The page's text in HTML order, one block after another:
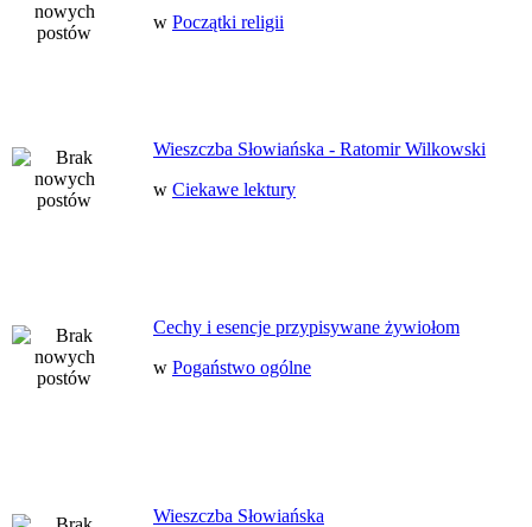
w Początki religii
Wieszczba Słowiańska - Ratomir Wilkowski
w Ciekawe lektury
Cechy i esencje przypisywane żywiołom
w Pogaństwo ogólne
Wieszczba Słowiańska